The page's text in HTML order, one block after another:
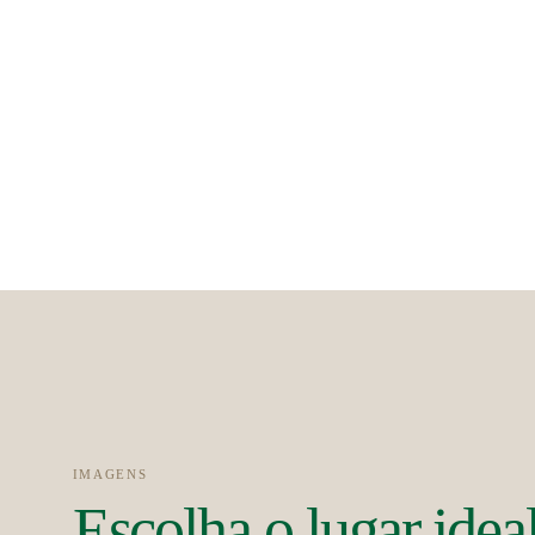
IMAGENS